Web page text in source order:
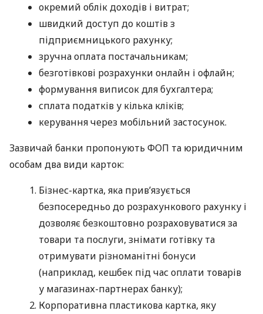
окремий облік доходів і витрат;
швидкий доступ до коштів з
підприємницького рахунку;
зручна оплата постачальникам;
безготівкові розрахунки онлайн і офлайн;
формування виписок для бухгалтера;
сплата податків у кілька кліків;
керування через мобільний застосунок.
Зазвичай банки пропонують ФОП та юридичним
особам два види карток:
Бізнес-картка, яка прив’язується
безпосередньо до розрахункового рахунку і
дозволяє безкоштовно розраховуватися за
товари та послуги, знімати готівку та
отримувати різноманітні бонуси
(наприклад, кешбек під час оплати товарів
у магазинах-партнерах банку);
Корпоративна пластикова картка, яку